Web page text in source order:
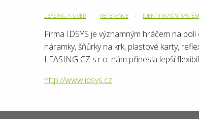
LEASING A ÚVĚR REFERENCE IDENTIFIKAČNÍ
Firma IDSYS je významným hráčem na
náramky, šňůrky na krk, plastové karty,
LEASING CZ s.r.o. nám přinesla lepší
http://www.idsys.cz